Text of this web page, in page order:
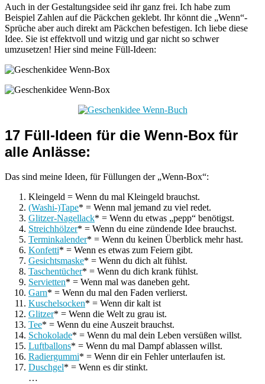
Auch in der Gestaltungsidee seid ihr ganz frei. Ich habe zum
Beispiel Zahlen auf die Päckchen geklebt. Ihr könnt die „Wenn“-
Sprüche aber auch direkt am Päckchen befestigen. Ich liebe diese
Idee. Sie ist effektvoll und witzig und gar nicht so schwer
umzusetzen! Hier sind meine Füll-Ideen:
17 Füll-Ideen für die Wenn-Box für
alle Anlässe:
Das sind meine Ideen, für Füllungen der „Wenn-Box“:
Kleingeld = Wenn du mal Kleingeld brauchst.
(Washi-)Tape* = Wenn mal jemand zu viel redet.
Glitzer-Nagellack* = Wenn du etwas „pepp“ benötigst.
Streichhölzer* = Wenn du eine zündende Idee brauchst.
Terminkalender* = Wenn du keinen Überblick mehr hast.
Konfetti* = Wenn es etwas zum Feiern gibt.
Gesichtsmaske* = Wenn du dich alt fühlst.
Taschentücher* = Wenn du dich krank fühlst.
Servietten* = Wenn mal was daneben geht.
Garn* = Wenn du mal den Faden verlierst.
Kuschelsocken* = Wenn dir kalt ist
Glitzer* = Wenn die Welt zu grau ist.
Tee* = Wenn du eine Auszeit brauchst.
Schokolade* = Wenn du mal dein Leben versüßen willst.
Luftballons* = Wenn du mal Dampf ablassen willst.
Radiergummi* = Wenn dir ein Fehler unterlaufen ist.
Duschgel* = Wenn es dir stinkt.
…